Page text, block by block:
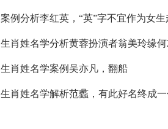
案例分析李红英，“英”字不宜作为女生
生肖姓名学分析黄蓉扮演者翁美玲缘何
生肖姓名学案例吴亦凡，翻船
生肖姓名学解析范蠡，有此好名终成